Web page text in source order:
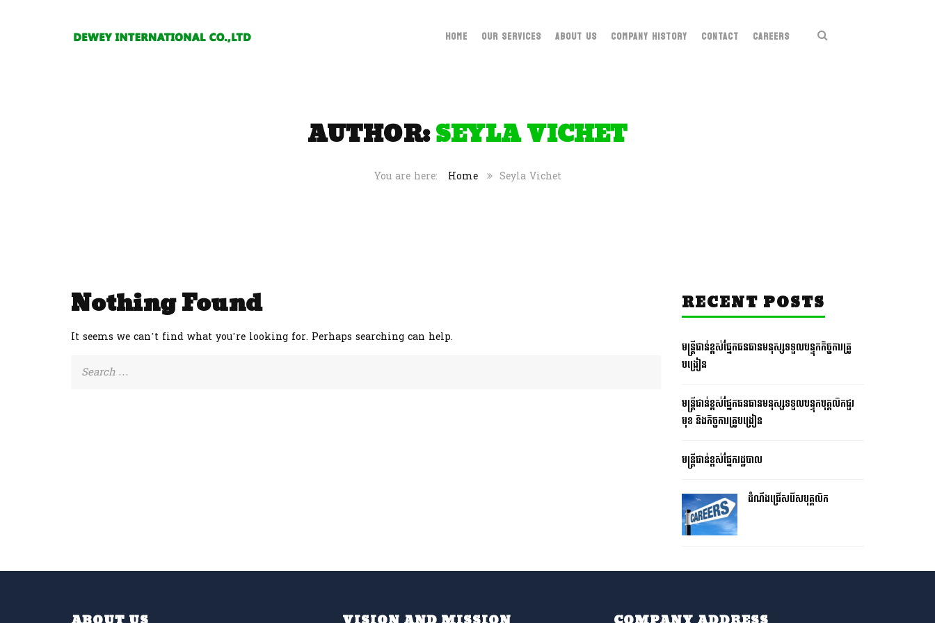
HOME OUR SERVICES ABOUT US COMPANY HISTORY CONTACT CAREERS
AUTHOR:SEYLA VICHET
Home Seyla Vichet
Nothing Found
It seems we can’t find what you’re looking for. Perhaps searching can help.
Search
for:
RECENT POSTS
មន្រ្តីជាន់ខ្ពស់ផ្នែកធនធានមនុស្សទទួលបន្ទុកកិច្ចការគ្រូ
បង្រៀន
មន្រ្តីជាន់ខ្ពស់ផ្នែកធនធានមនុស្សទទួលបន្ទុកបុគ្គលិកជួរ
មុខ និងកិច្ចការគ្រូបង្រៀន
មន្រ្តីជាន់ខ្ពស់ផ្នែករដ្ឋបាល
ដំណឹងជ្រើសរើសបុគ្គលិក